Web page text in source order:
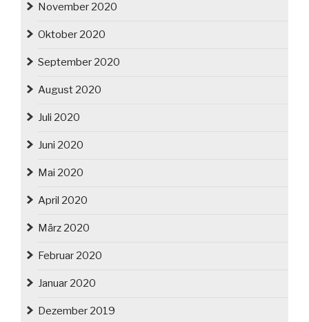
November 2020
Oktober 2020
September 2020
August 2020
Juli 2020
Juni 2020
Mai 2020
April 2020
März 2020
Februar 2020
Januar 2020
Dezember 2019